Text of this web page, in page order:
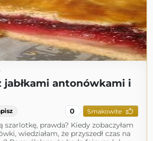
jabłkami antonówkami i
0 Smakowite
szarlotkę, prawda? Kiedy zobaczyłam
wiedziałam, że przyszedł czas na